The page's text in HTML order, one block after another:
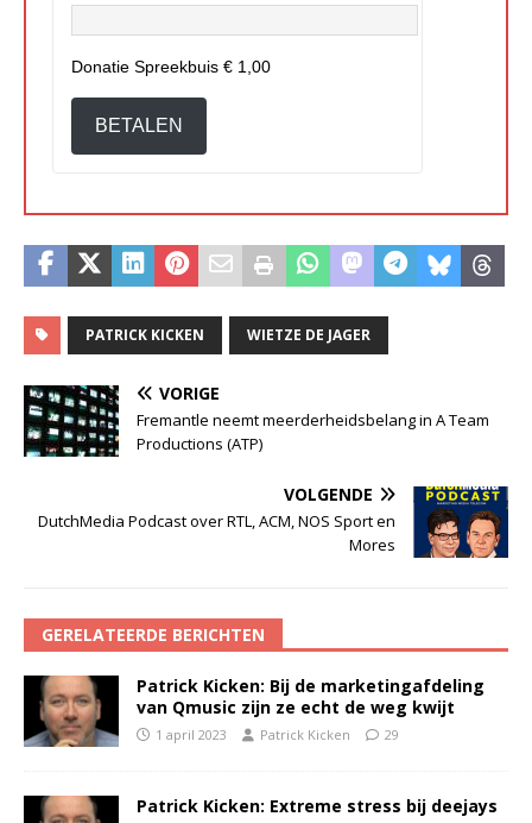
Donatie Spreekbuis € 1,00
BETALEN
PATRICK KICKEN WIETZE DE JAGER
VORIGE
Fremantle neemt meerderheidsbelang in A Team
Productions (ATP)
VOLGENDE
DutchMedia Podcast over RTL, ACM, NOS Sport en
Mores
GERELATEERDE BERICHTEN
Patrick Kicken: Bij de marketingafdeling
van Qmusic zijn ze echt de weg kwijt
1 april 2023 Patrick Kicken 29
Patrick Kicken: Extreme stress bij deejays